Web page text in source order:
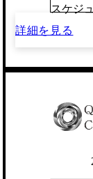
スケジ
詳細を見る